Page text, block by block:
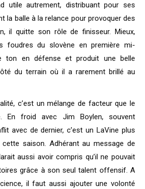
utile autrement, distribuant pour ses
la balle à la relance pour provoquer des
il quitte son rôle de finisseur. Mieux,
foudres du slovène en première mi-
ton en défense et produit une belle
du terrain où il a rarement brillé au
c’est un mélange de facteur que le
En froid avec Jim Boylen, souvent
avec de dernier, c’est un LaVine plus
cette saison. Adhérant au message de
aussi avoir compris qu’il ne pouvait
grâce à son seul talent offensif. A
il faut aussi ajouter une volonté